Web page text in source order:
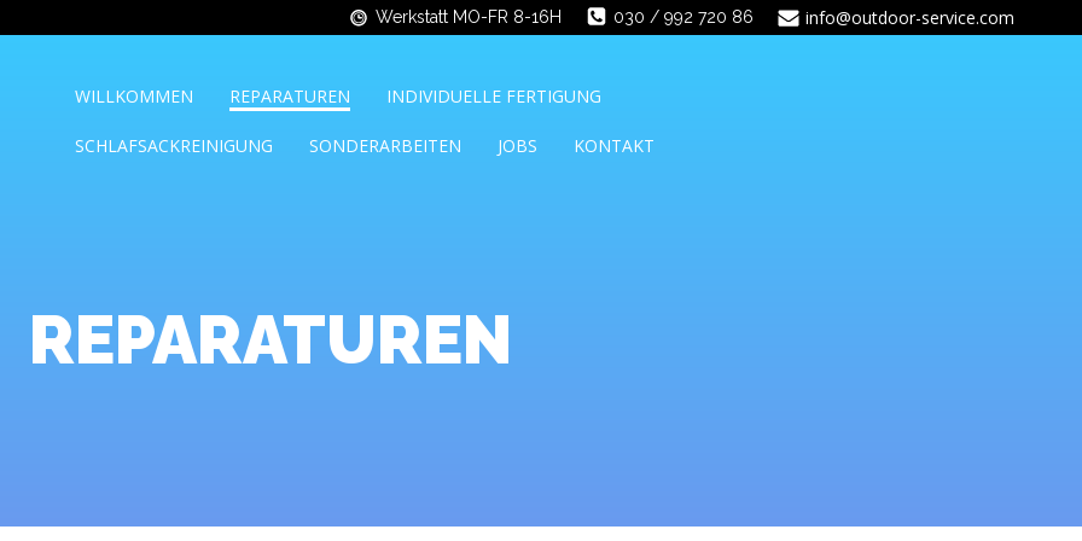
Werkstatt MO-FR 8-16H 030 / 992 720 86 info@outdoor-service.com
WILLKOMMEN REPARATUREN INDIVIDUELLE FERTIGUNG
SCHLAFSACKREINIGUNG SONDERARBEITEN JOBS KONTAKT
REPARATUREN